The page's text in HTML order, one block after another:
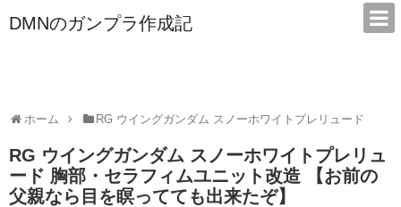
DMNのガンプラ作成記
ホーム RG ウイングガンダム スノーホワイトプレリュード
RG ウイングガンダム スノーホワイトプレリュ
ード 胸部・セラフィムユニット改造 【お前の
父親なら目を瞑ってても出来たぞ】